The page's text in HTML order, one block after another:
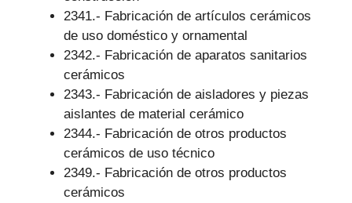
2341.- Fabricación de artículos cerámicos
de uso doméstico y ornamental
2342.- Fabricación de aparatos sanitarios
cerámicos
2343.- Fabricación de aisladores y piezas
aislantes de material cerámico
2344.- Fabricación de otros productos
cerámicos de uso técnico
2349.- Fabricación de otros productos
cerámicos